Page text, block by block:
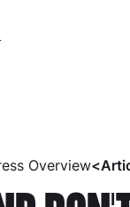
Overview<